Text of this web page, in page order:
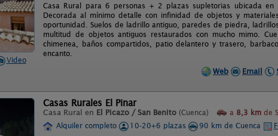
Video
Casa Rural para 6 personas + 2 plazas supletorias ubicada en
Decorada al mínimo detalle con infinidad de objetos y
oportunidad. Suelos de ladrillo antiguo, paredes de piedra,
multitud de objetos antiguos restaurados con mucho mimo.
chimenea, baños compartidos, patio delantero y trasero,
encanto.
Web
Email
Casas Rurales El Pinar
Casa Rural en El Picazo / San Benito (Cuenca) a 8,3 km de
Alquiler completo
10-20+6 plazas 90 km de Cuenca